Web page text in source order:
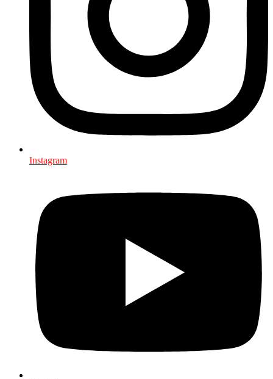
Instagram